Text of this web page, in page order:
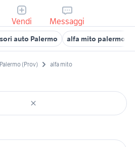
Vendi Messaggi
auto Palermo alfa mito palermo e
Palermo (Prov) alfa mito